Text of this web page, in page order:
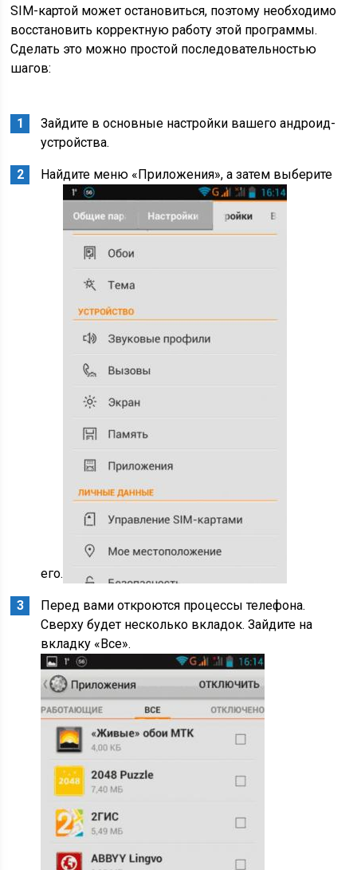
SIM-картой может остановиться, поэтому необходимо
восстановить корректную работу этой программы.
Сделать это можно простой последовательностью
шагов:
Зайдите в основные настройки вашего андроид-
устройства.
Найдите меню «Приложения», а затем выберите
его.
Перед вами откроются процессы телефона.
Сверху будет несколько вкладок. Зайдите на
вкладку «Все».